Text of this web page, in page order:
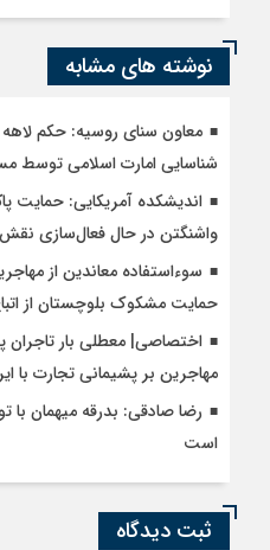
نوشته های مشابه
معاون سنای روسیه: حکم لاهه
شناسایی امارت اسلامی توسط
اندیشکده آمریکایی: حمایت
واشنگتن در حال فعال‌سازی نقش
سوءاستفاده معاندین از
حمایت مشکوک بلوچستان از
اختصاصی| معطلی بار تاجران
مهاجرین بر پشیمانی تجارت با
رضا صادقی: بدرقه میهمان با
است
ثبت دیدگاه